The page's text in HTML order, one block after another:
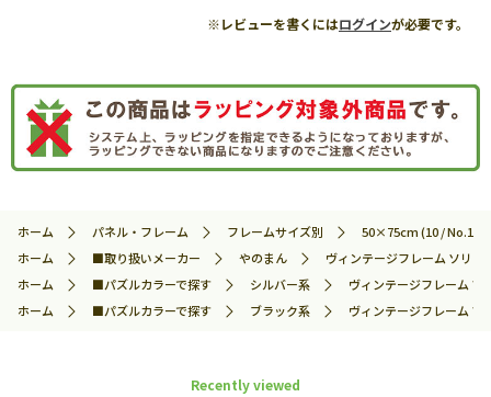
※レビューを書くにはログインが必要です。
ホーム パネル・フレーム フレームサイズ別
50×75cm (10 / No.14)
ホーム
■取り扱いメーカー やのまん
ヴィンテージフレーム ソリ
ホーム
■パズルカラーで探す シルバー系
ヴィンテージフレーム
ホーム
■パズルカラーで探す ブラック系 ヴィンテージフレーム
Recently viewed